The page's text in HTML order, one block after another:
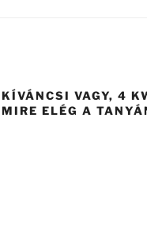
KÍVÁNCSI VAGY, 4
MIRE ELÉG A